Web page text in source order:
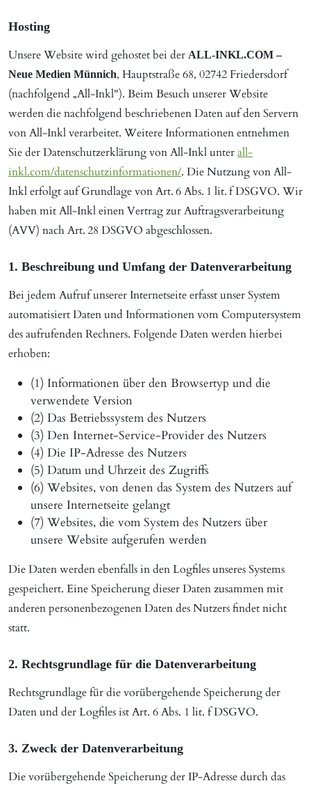
Hosting
Unsere Website wird gehostet bei der ALL-INKL.COM –
Neue Medien Münnich, Hauptstraße 68, 02742 Friedersdorf
(nachfolgend „All-Inkl"). Beim Besuch unserer Website
werden die nachfolgend beschriebenen Daten auf den Servern
von All-Inkl verarbeitet. Weitere Informationen entnehmen
Sie der Datenschutzerklärung von All-Inkl unterall-
inkl.com/datenschutzinformationen/. Die Nutzung von All-
Inkl erfolgt auf Grundlage von Art. 6 Abs. 1 lit. f DSGVO. Wir
haben mit All-Inkl einen Vertrag zur Auftragsverarbeitung
(AVV) nach Art. 28 DSGVO abgeschlossen.
1. Beschreibung und Umfang der Datenverarbeitung
Bei jedem Aufruf unserer Internetseite erfasst unser System
automatisiert Daten und Informationen vom Computersystem
des aufrufenden Rechners. Folgende Daten werden hierbei
erhoben:
(1) Informationen über den Browsertyp und die
verwendete Version
(2) Das Betriebssystem des Nutzers
(3) Den Internet-Service-Provider des Nutzers
(4) Die IP-Adresse des Nutzers
(5) Datum und Uhrzeit des Zugriffs
(6) Websites, von denen das System des Nutzers auf
unsere Internetseite gelangt
(7) Websites, die vom System des Nutzers über
unsere Website aufgerufen werden
Die Daten werden ebenfalls in den Logfiles unseres Systems
gespeichert. Eine Speicherung dieser Daten zusammen mit
anderen personenbezogenen Daten des Nutzers findet nicht
statt.
2. Rechtsgrundlage für die Datenverarbeitung
Rechtsgrundlage für die vorübergehende Speicherung der
Daten und der Logfiles ist Art. 6 Abs. 1 lit. f DSGVO.
3. Zweck der Datenverarbeitung
Die vorübergehende Speicherung der IP-Adresse durch das